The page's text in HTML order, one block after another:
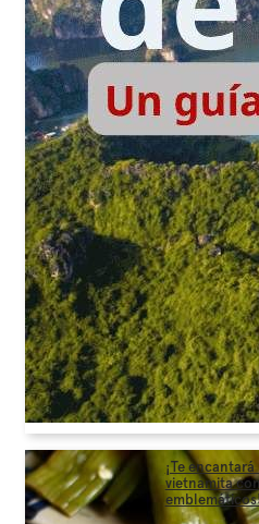
¡Te
vietnamita